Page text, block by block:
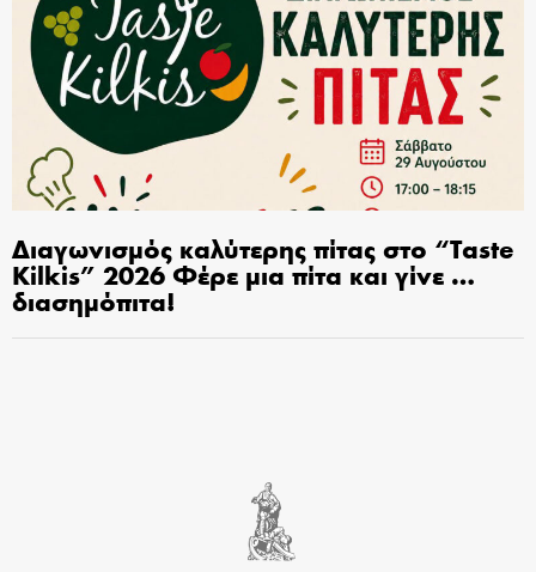
Διαγωνισμός καλύτερης πίτας στο “Taste
Kilkis” 2026 Φέρε μια πίτα και γίνε …
διασημόπιτα!